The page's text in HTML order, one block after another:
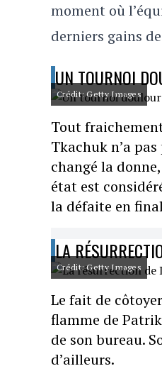
moment où
derniers gains
UN TOURNOI
Crédit: Getty Images
Tout
Tkachuk n’a
changé la
état est
la défaite en
LA
Crédit: Getty Images
Le fait de
flamme de
de son bureau.
d’ailleurs.